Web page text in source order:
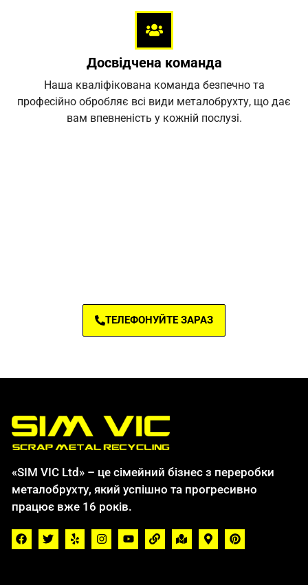
Досвідчена команда
Наша кваліфікована команда безпечно та
професійно обробляє всі види металобрухту, що дає
вам впевненість у кожній послузі.
ТЕЛЕФОНУЙТЕ ЗАРАЗ
«SIM VIC Ltd» – це сімейний бізнес з переробки
металобрухту, який успішно та прогресивно
працює вже 16 років.